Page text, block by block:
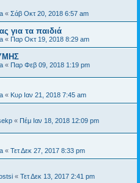
« Σάβ Οκτ 20, 2018 6:57 am
για τα παιδιά
« Παρ Οκτ 19, 2018 8:29 am
« Παρ Φεβ 09, 2018 1:19 pm
« Κυρ Ιαν 21, 2018 7:45 am
« Πέμ Ιαν 18, 2018 12:09 pm
« Τετ Δεκ 27, 2017 8:33 pm
« Τετ Δεκ 13, 2017 2:41 pm